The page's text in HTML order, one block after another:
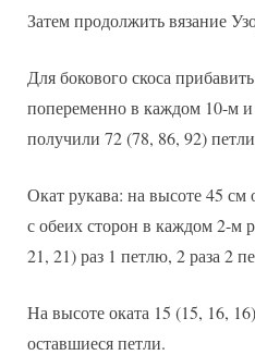
Затем продолжить вязание
Для бокового скоса
попеременно в каждом 10-м
получили 72 (78, 86, 92)
Окат рукава: на высоте 45 см
с обеих сторон в каждом 2-м
21, 21) раз 1 петлю, 2 раза 2
На высоте оката 15 (15, 16,
оставшиеся петли.